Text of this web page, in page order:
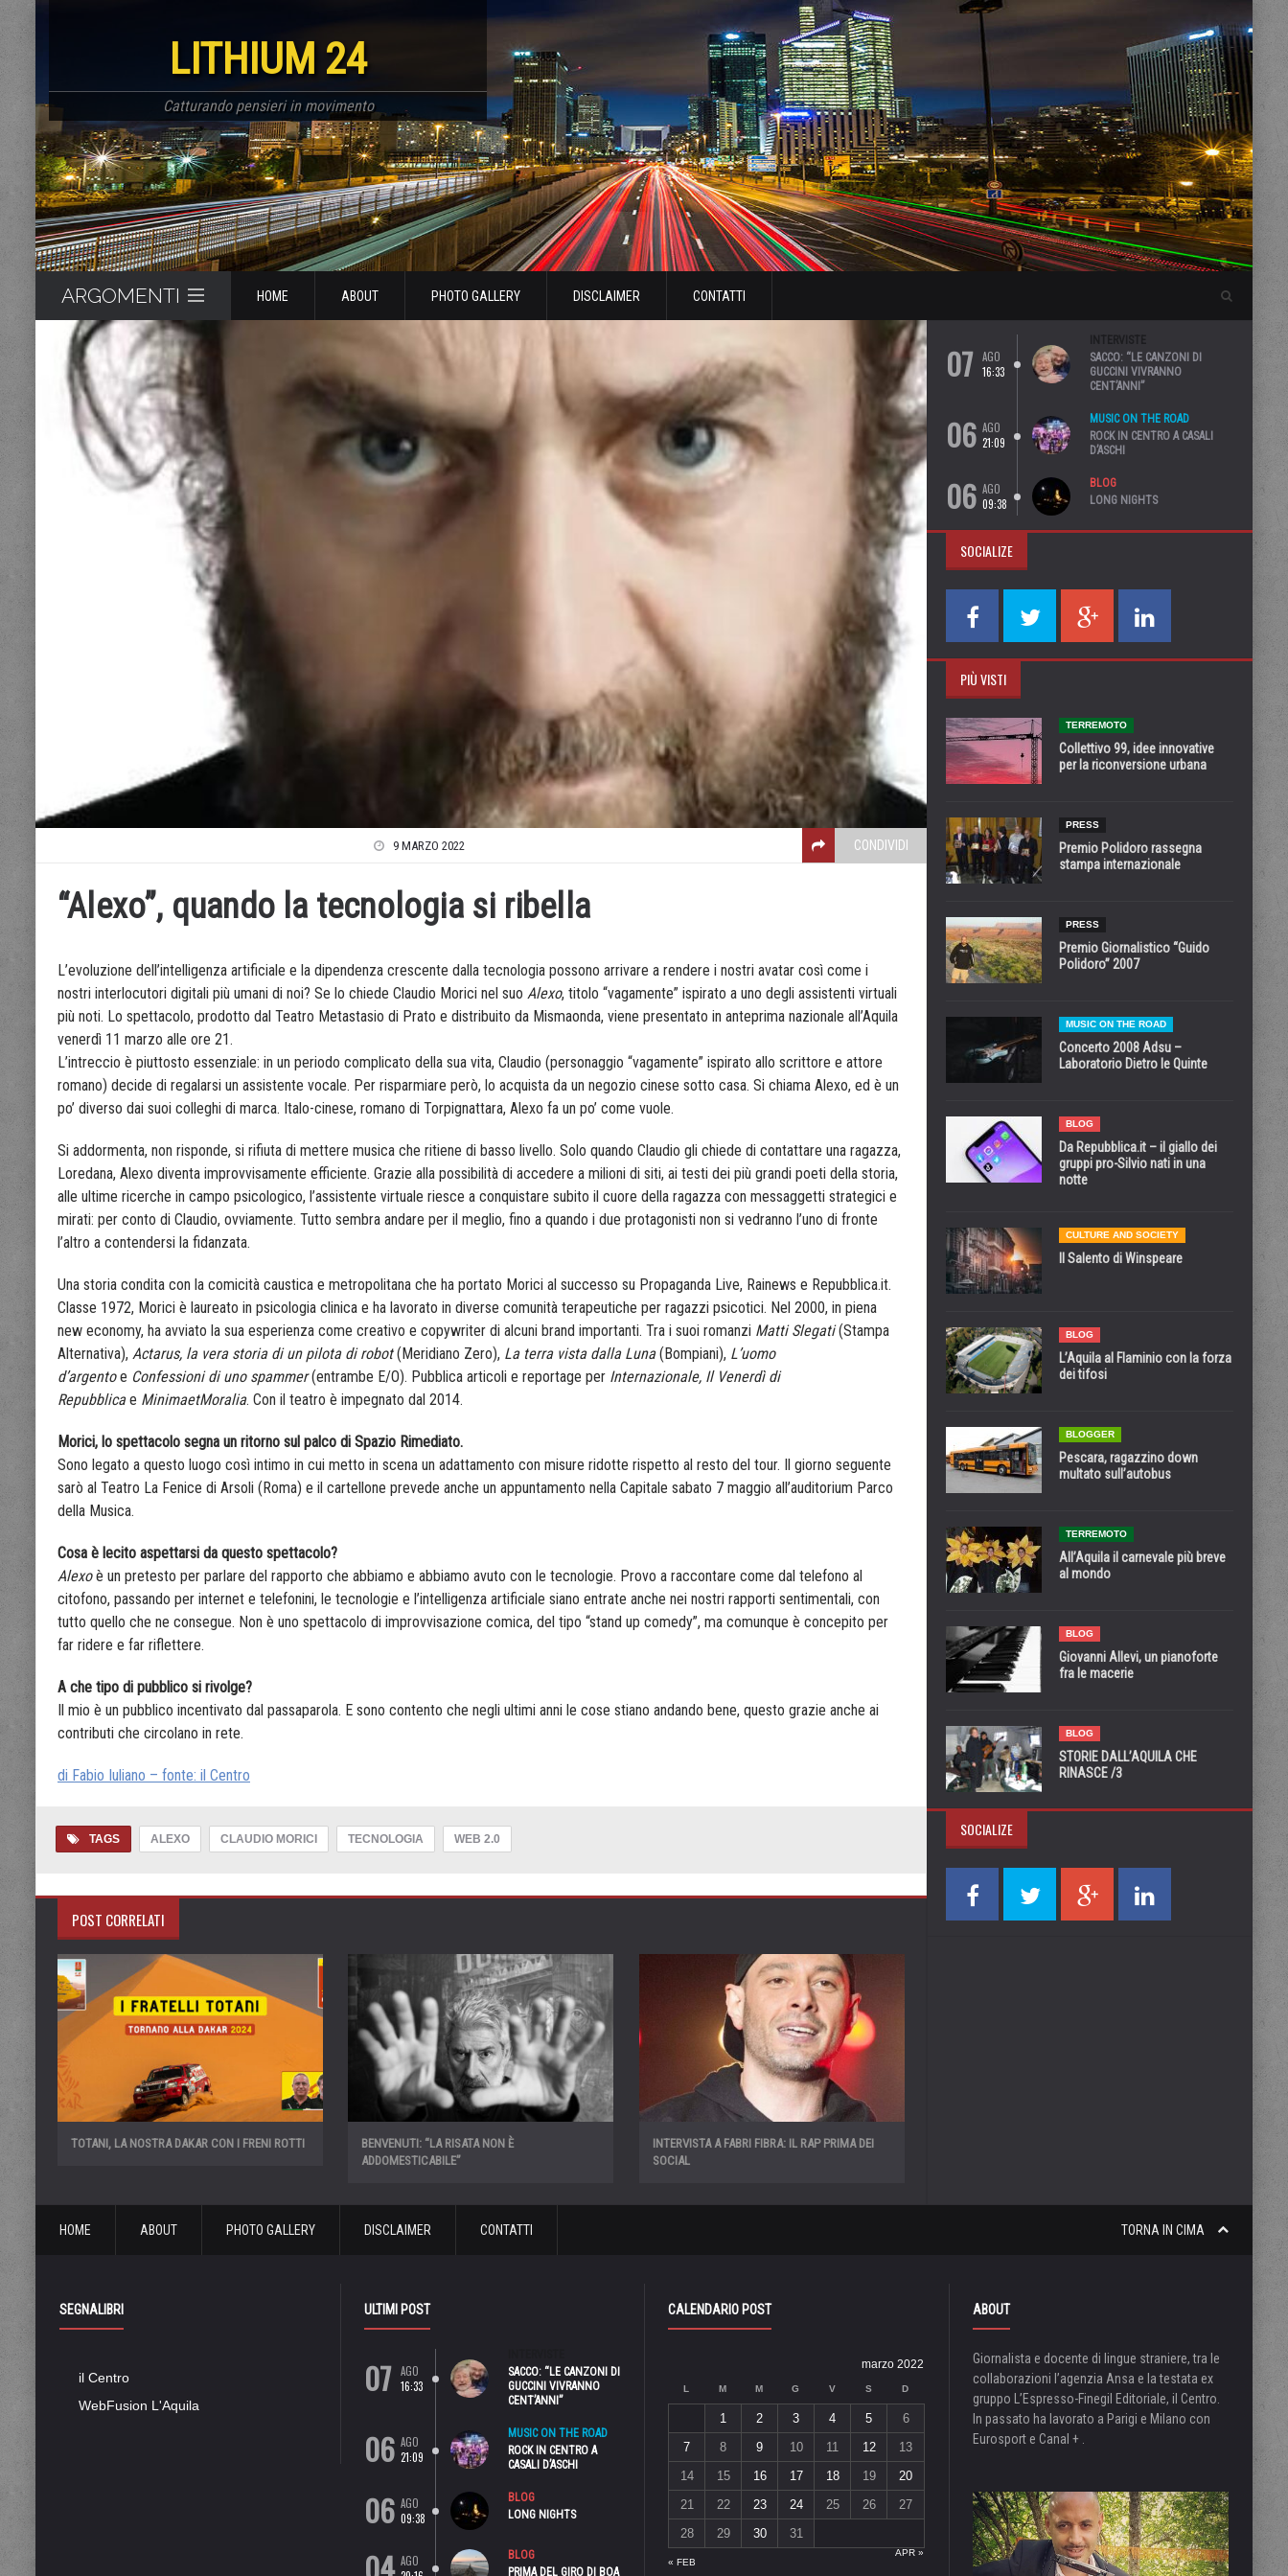
LITHIUM 24
Catturando pensieri in movimento
ARGOMENTI HOME ABOUT PHOTO GALLERY DISCLAIMER CONTATTI
9 MARZO 2022 CONDIVIDI
“Alexo”, quando la tecnologia si ribella
L’evoluzione dell’intelligenza artificiale e la dipendenza crescente dalla tecnologia possono arrivare a rendere i nostri avatar così come i
nostri interlocutori digitali più umani di noi? Se lo chiede Claudio Morici nel suo Alexo, titolo “vagamente” ispirato a uno degli assistenti virtuali
più noti. Lo spettacolo, prodotto dal Teatro Metastasio di Prato e distribuito da Mismaonda, viene presentato in anteprima nazionale all’Aquila
venerdì 11 marzo alle ore 21.
L’intreccio è piuttosto essenziale: in un periodo complicato della sua vita, Claudio (personaggio “vagamente” ispirato allo scrittore e attore
romano) decide di regalarsi un assistente vocale. Per risparmiare però, lo acquista da un negozio cinese sotto casa. Si chiama Alexo, ed è un
po’ diverso dai suoi colleghi di marca. Italo-cinese, romano di Torpignattara, Alexo fa un po’ come vuole.
Si addormenta, non risponde, si rifiuta di mettere musica che ritiene di basso livello. Solo quando Claudio gli chiede di contattare una ragazza,
Loredana, Alexo diventa improvvisamente efficiente. Grazie alla possibilità di accedere a milioni di siti, ai testi dei più grandi poeti della storia,
alle ultime ricerche in campo psicologico, l’assistente virtuale riesce a conquistare subito il cuore della ragazza con messaggetti strategici e
mirati: per conto di Claudio, ovviamente. Tutto sembra andare per il meglio, fino a quando i due protagonisti non si vedranno l’uno di fronte
l’altro a contendersi la fidanzata.
Una storia condita con la comicità caustica e metropolitana che ha portato Morici al successo su Propaganda Live, Rainews e Repubblica.it.
Classe 1972, Morici è laureato in psicologia clinica e ha lavorato in diverse comunità terapeutiche per ragazzi psicotici. Nel 2000, in piena
new economy, ha avviato la sua esperienza come creativo e copywriter di alcuni brand importanti. Tra i suoi romanzi Matti Slegati(Stampa
Alternativa), Actarus, la vera storia di un pilota di robot(Meridiano Zero), La terra vista dalla Luna(Bompiani), L’uomo
d’argentoe Confessioni di uno spammer(entrambe E/O). Pubblica articoli e reportage per Internazionale, Il Venerdì di
Repubblicae MinimaetMoralia. Con il teatro è impegnato dal 2014.
Morici, lo spettacolo segna un ritorno sul palco di Spazio Rimediato.
Sono legato a questo luogo così intimo in cui metto in scena un adattamento con misure ridotte rispetto al resto del tour. Il giorno seguente
sarò al Teatro La Fenice di Arsoli (Roma) e il cartellone prevede anche un appuntamento nella Capitale sabato 7 maggio all’auditorium Parco
della Musica.
Cosa è lecito aspettarsi da questo spettacolo?
Alexoè un pretesto per parlare del rapporto che abbiamo e abbiamo avuto con le tecnologie. Provo a raccontare come dal telefono al
citofono, passando per internet e telefonini, le tecnologie e l’intelligenza artificiale siano entrate anche nei nostri rapporti sentimentali, con
tutto quello che ne consegue. Non è uno spettacolo di improvvisazione comica, del tipo “stand up comedy”, ma comunque è concepito per
far ridere e far riflettere.
A che tipo di pubblico si rivolge?
Il mio è un pubblico incentivato dal passaparola. E sono contento che negli ultimi anni le cose stiano andando bene, questo grazie anche ai
contributi che circolano in rete.
di Fabio Iuliano – fonte: il Centro
TAGS ALEXO CLAUDIO MORICI TECNOLOGIA WEB 2.0
POST CORRELATI
TOTANI, LA NOSTRA DAKAR CON I FRENI ROTTI
BENVENUTI: “LA RISATA NON È
ADDOMESTICABILE”
INTERVISTA A FABRI FIBRA: IL RAP PRIMA DEI
SOCIAL
07
AGO
16:33
INTERVISTE
SACCO: “LE CANZONI DI
GUCCINI VIVRANNO
CENT’ANNI”
06 AGO
21:09
MUSIC ON THE ROAD
ROCK IN CENTRO A CASALI
D’ASCHI
06 AGO
09:38
BLOG
LONG NIGHTS
SOCIALIZE
PIÙ VISTI
TERREMOTO
Collettivo 99, idee innovative
per la riconversione urbana
PRESS
Premio Polidoro rassegna
stampa internazionale
PRESS
Premio Giornalistico “Guido
Polidoro” 2007
MUSIC ON THE ROAD
Concerto 2008 Adsu –
Laboratorio Dietro le Quinte
BLOG
Da Repubblica.it – il giallo dei
gruppi pro-Silvio nati in una
notte
CULTURE AND SOCIETY
Il Salento di Winspeare
BLOG
L’Aquila al Flaminio con la forza
dei tifosi
BLOGGER
Pescara, ragazzino down
multato sull’autobus
TERREMOTO
All’Aquila il carnevale più breve
al mondo
BLOG
Giovanni Allevi, un pianoforte
fra le macerie
BLOG
STORIE DALL’AQUILA CHE
RINASCE /3
SOCIALIZE
TORNA IN CIMA
HOME ABOUT PHOTO GALLERY DISCLAIMER CONTATTI
SEGNALIBRI
il Centro
WebFusion L'Aquila
ULTIMI POST
07
AGO
16:33
SACCO: “LE CANZONI DI
GUCCINI VIVRANNO
CENT’ANNI”
06 AGO
21:09
MUSIC ON THE ROAD
ROCK IN CENTRO A
CASALI D’ASCHI
06 AGO
09:38
BLOG
LONG NIGHTS
AGO
BLOG
PRIMA DEL GIRO DI BOA
CALENDARIO POST
marzo 2022
L M M G V S D
« FEB
APR »
1 2 3 4 5
6
7
8 9 10 11 12
13
14
15 16 17 18 19
20
21
22 23 24 25 26
27
28
29 30 31
ABOUT
Giornalista e docente di lingue straniere, tra le
collaborazioni l’agenzia Ansa e la testata ex
gruppo L’Espresso-Finegil Editoriale, il Centro.
In passato ha lavorato a Parigi e Milano con
Eurosport e Canal + .